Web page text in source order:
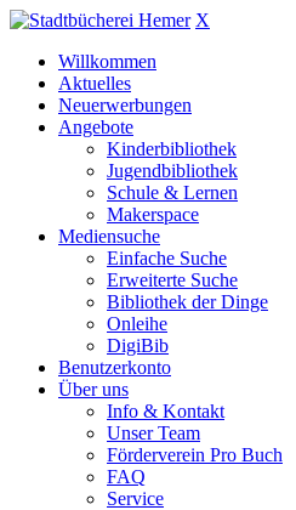
X
Willkommen
Aktuelles
Neuerwerbungen
Angebote
Kinderbibliothek
Jugendbibliothek
Schule & Lernen
Makerspace
Mediensuche
Einfache Suche
Erweiterte Suche
Bibliothek der Dinge
Onleihe
DigiBib
Benutzerkonto
Über uns
Info & Kontakt
Unser Team
Förderverein Pro Buch
FAQ
Service